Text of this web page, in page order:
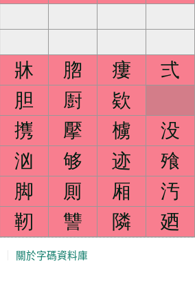
牀 脗 瘻 弍
胆 㕑 欵
㩗 擪 㯭 没
汹 够 迹 飱
脚 厠 厢 汚
靭 讐 隣 廼
關於字碼資料庫